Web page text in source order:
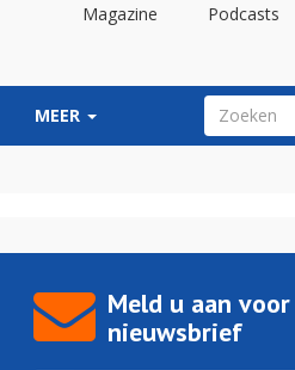
Magazine Podcasts
MEER
Meld u aan
nieuwsbrief